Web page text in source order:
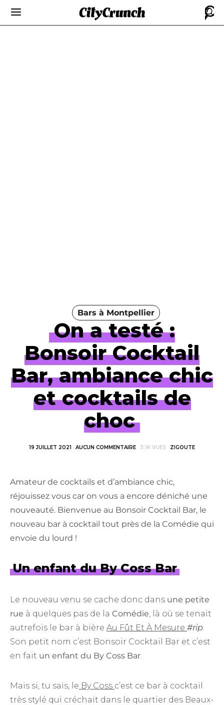
Bars à Montpellier
On a testé :
Bonsoir Cocktail
Bar, ambiance chic
et cocktails de
choc
19 JUILLET 2021 AUCUN COMMENTAIRE 3.1K VUES ZIGOUTE
Amateur de cocktails et d’ambiance chic,
réjouissez vous car on vous a encore déniché une
nouveauté. Bienvenue au Bonsoir Cocktail Bar, le
nouveau bar à cocktail tout près de la Comédie qui
envoie du lourd !
Un enfant du By Coss Bar
Le nouveau venu se cache donc dans une petite
rue à quelques pas de la Comédie, là où se tenait
autrefois le bar à bière Au Fût Et À Mesure #rip.
Son petit nom c’est Bonsoir Cocktail Bar et c’est
en fait un enfant du By Coss Bar.
Mais si, tu sais, le By Coss c’est ce bar à cocktail
très stylé qui créchait dans le quartier des Beaux-